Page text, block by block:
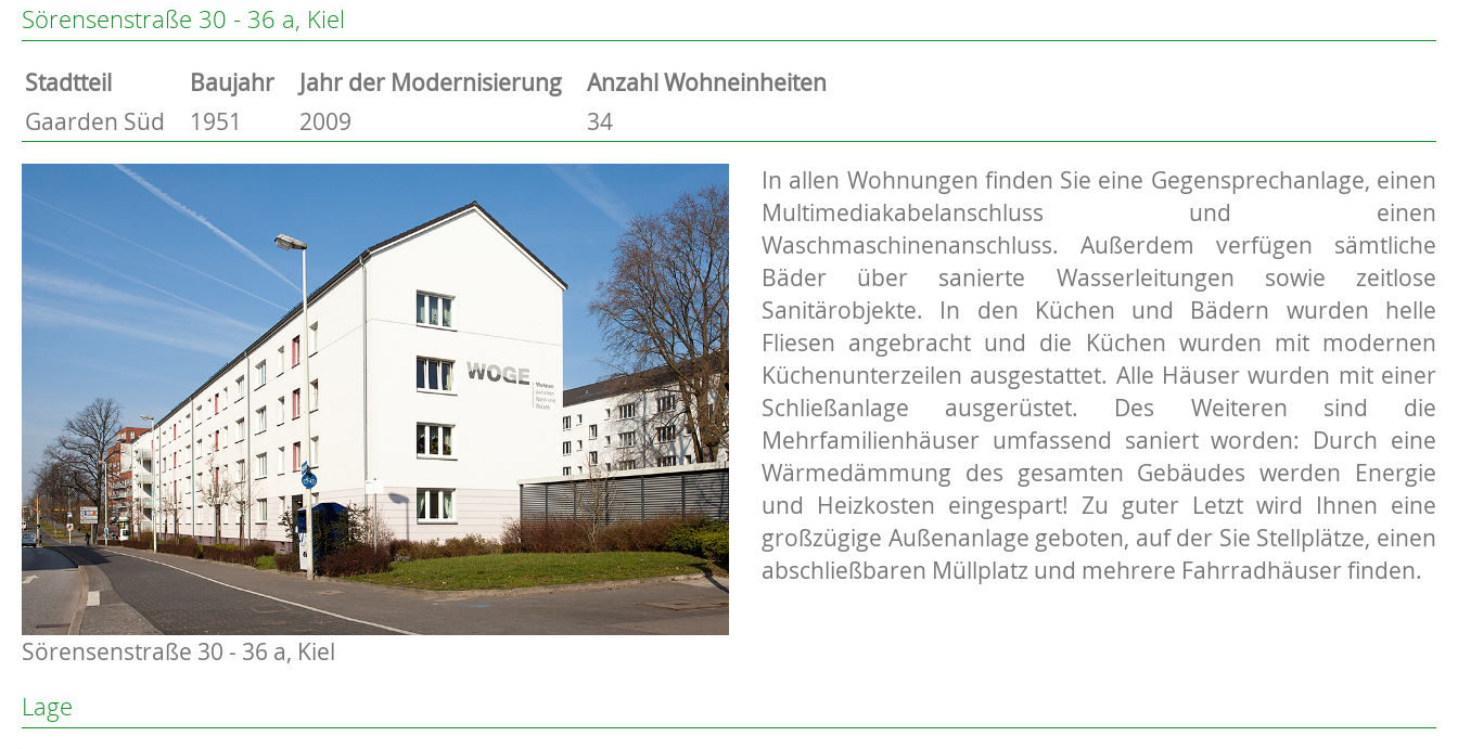
Heikendorf
Kronshagen
Kiel
Schwentinental
Preetz
Heide
Bordesholm
Elmshorn
Sörensenstraße 30 - 36 a, Kiel
Stammdaten
Basisdaten zur Immobilie
Stadtteil Baujahr Jahr der Modernisierung
Anzahl Wohneinheiten
Gaarden Süd
1951 2009 34
Sörensenstraße 30 - 36 a, Kiel
Beschreibung
In allen Wohnungen finden Sie eine Gegensprechanlage, einen
Multimediakabelanschluss und einen
Waschmaschinenanschluss. Außerdem verfügen sämtliche
Bäder über sanierte Wasserleitungen sowie zeitlose
Sanitärobjekte. In den Küchen und Bädern wurden helle
Fliesen angebracht und die Küchen wurden mit modernen
Küchenunterzeilen ausgestattet. Alle Häuser wurden mit einer
Schließanlage ausgerüstet. Des Weiteren sind die
Mehrfamilienhäuser umfassend saniert worden: Durch eine
Wärmedämmung des gesamten Gebäudes werden Energie
und Heizkosten eingespart! Zu guter Letzt wird Ihnen eine
großzügige Außenanlage geboten, auf der Sie Stellplätze, einen
abschließbaren Müllplatz und mehrere Fahrradhäuser finden.
Lage